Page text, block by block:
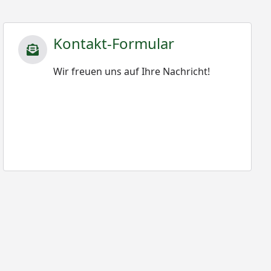
Kontakt-Formular
Wir freuen uns auf Ihre Nachricht!